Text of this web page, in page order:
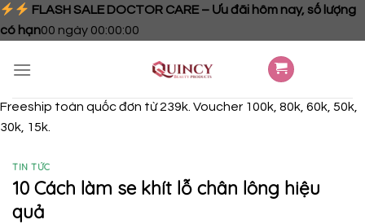
FLASH SALE DOCTOR CARE – Ưu đãi hôm nay, số lượng
có hạn00 ngày 00:00:00
Freeship toàn quốc đơn từ 239k. Voucher 100k, 80k, 60k, 50k,
30k, 15k.
TIN TỨC
10 Cách làm se khít lỗ chân lông hiệu
quả